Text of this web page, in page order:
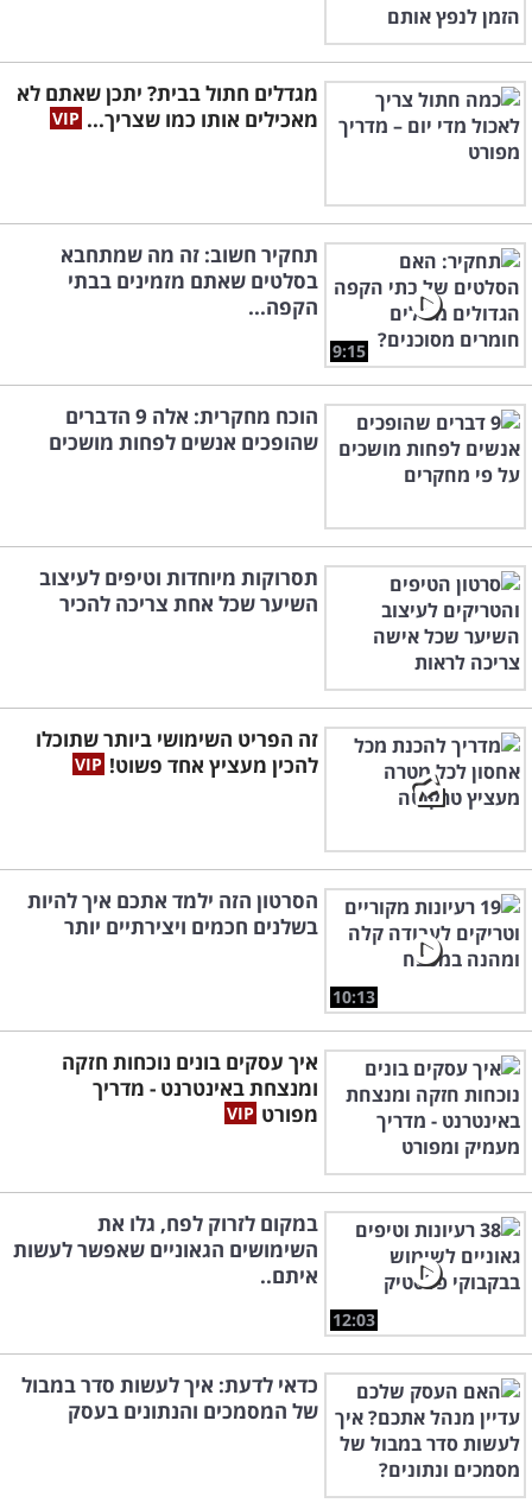
מגדלים חתול בבית? יתכן שאתם לא
מאכילים אותו כמו שצריך...
9:15
תחקיר חשוב: זה מה שמתחבא
בסלטים שאתם מזמינים בבתי
הקפה...
הוכח מחקרית: אלה 9 הדברים
שהופכים אנשים לפחות מושכים
תסרוקות מיוחדות וטיפים לעיצוב
השיער שכל אחת צריכה להכיר
זה הפריט השימושי ביותר שתוכלו
להכין מעציץ אחד פשוט!
10:13
הסרטון הזה ילמד אתכם איך להיות
בשלנים חכמים ויצירתיים יותר
איך עסקים בונים נוכחות חזקה
ומנצחת באינטרנט - מדריך
מפורט
12:03
במקום לזרוק לפח, גלו את
השימושים הגאוניים שאפשר לעשות
איתם..
כדאי לדעת: איך לעשות סדר במבול
של המסמכים והנתונים בעסק